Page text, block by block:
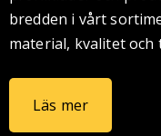
bredden i vårt
material, kvalitet och
Läs mer